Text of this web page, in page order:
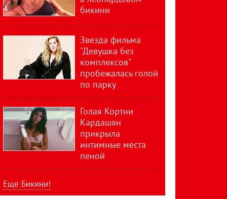
бикини
Звезда фильма
"Девушка без
комплексов"
пробежалась голой
по парку
Голая Кортни
Кардашян
прикрыла
интимные места
пеной
Еще Бикини!